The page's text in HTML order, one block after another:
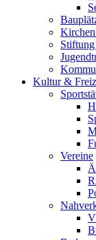
Kultur &
Vereine